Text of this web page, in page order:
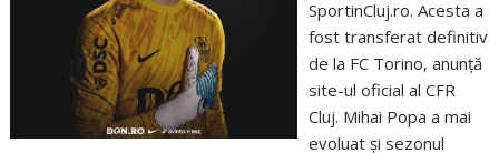
SportinCluj.ro. Acesta a
fost transferat definitiv
de la FC Torino, anunță
site-ul oficial al CFR
Cluj. Mihai Popa a mai
evoluat și sezonul